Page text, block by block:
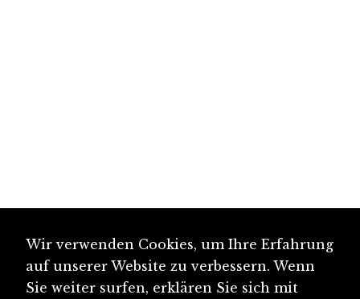
Wir verwenden Cookies, um Ihre Erfahrung
auf unserer Website zu verbessern. Wenn
Sie weiter surfen, erklären Sie sich mit